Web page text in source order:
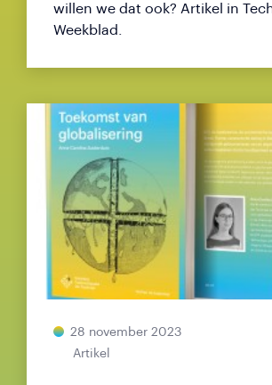
willen we dat ook? Artikel in
Weekblad.
28 november 2023
Artikel